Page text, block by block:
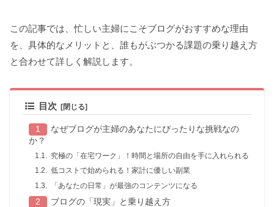
この記事では、忙しい主婦にこそブログがおすすめな理由
を、具体的なメリットと、誰もがぶつかる課題の乗り越え方
と合わせて詳しく解説します。
目次
なぜブログが主婦のあなたにぴったりな挑戦なの
か？
究極の「在宅ワーク」！時間と場所の自由を手に入れられる
低コストで始められる！家計に優しい副業
「あなたの日常」が最強のコンテンツになる
ブログの「現実」と乗り越え方